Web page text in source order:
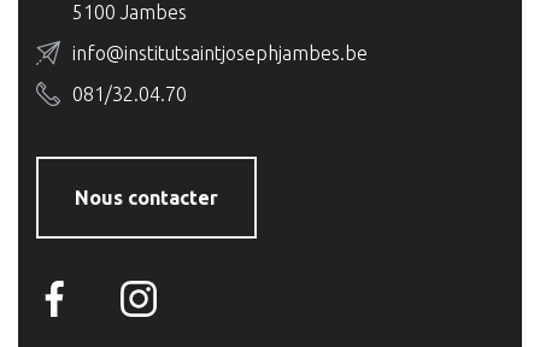
5100 Jambes
info@institutsaintjosephjambes.be
081/32.04.70
Nous contacter